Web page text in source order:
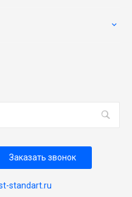
standart.ru
Заказать звонок